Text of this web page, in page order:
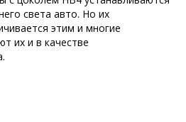
света авто. Но их
этим и многие
их и в качестве